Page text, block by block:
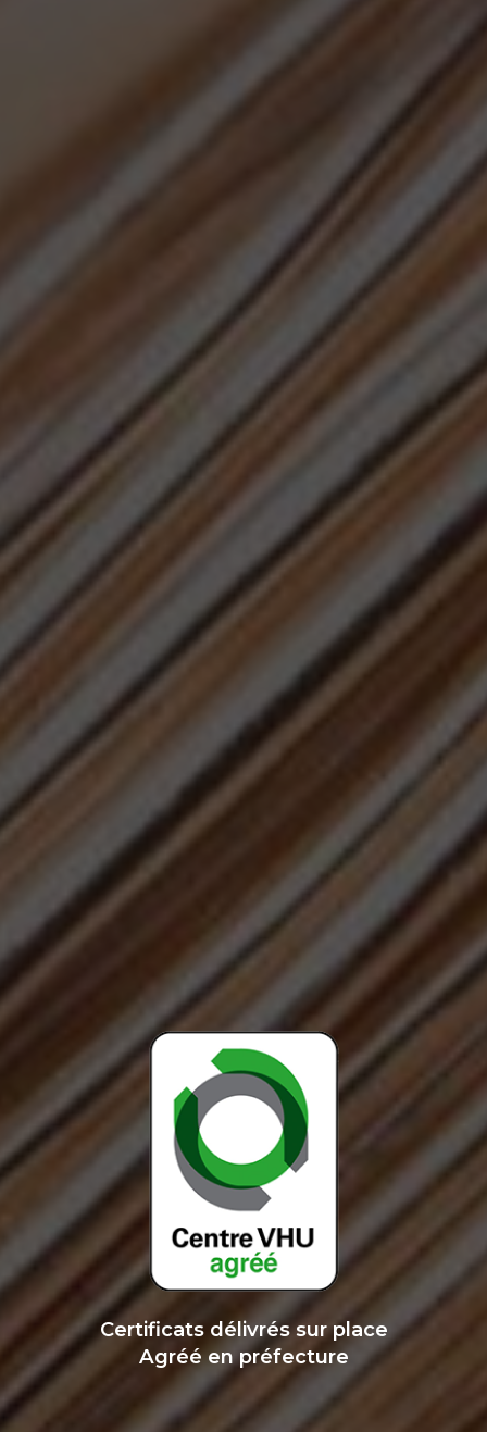
Certificats délivrés sur place
Agréé en préfecture